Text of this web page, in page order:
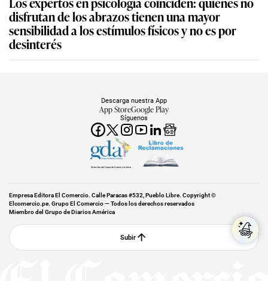
disfrutan de los abrazos tienen una mayor
sensibilidad a los estímulos físicos y no es por
desinterés
Síguenos
Descarga nuestra App
App StoreGoogle Play
Miembro del Grupo de Diarios América
Empresa Editora El Comercio. Calle Paracas #532, Pueblo Libre. Copyright ©
Elcomercio.pe. Grupo El Comercio — Todos los derechos reservados
Miembro del Grupo de Diarios América
Subir